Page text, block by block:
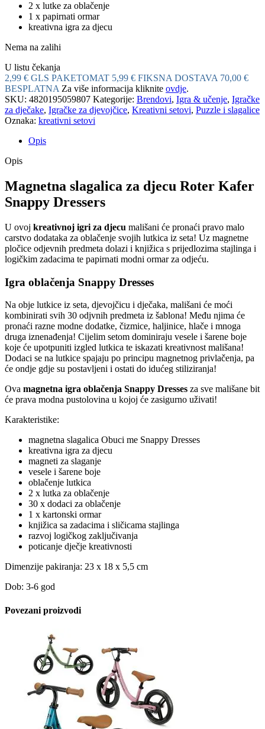
2 x lutke za oblačenje
1 x papirnati ormar
kreativna igra za djecu
Nema na zalihi
U listu čekanja
2,99 € GLS PAKETOMAT 5,99 € FIKSNA DOSTAVA 70,00 €
BESPLATNA Za više informacija kliknite ovdje.
SKU: 4820195059807 Kategorije: Brendovi, Igra & učenje, Igračke
za dječake, Igračke za djevojčice, Kreativni setovi, Puzzle i slagalice
Oznaka: kreativni setovi
Opis
Opis
Magnetna slagalica za djecu Roter Kafer
Snappy Dressers
U ovoj kreativnoj igri za djecu mališani će pronaći pravo malo
carstvo dodataka za oblačenje svojih lutkica iz seta! Uz magnetne
pločice odjevnih predmeta dolazi i knjižica s prijedlozima stajlinga i
logičkim zadacima te papirnati modni ormar za odjeću.
Igra oblačenja Snappy Dresses
Na obje lutkice iz seta, djevojčicu i dječaka, mališani će moći
kombinirati svih 30 odjvnih predmeta iz šablona! Među njima će
pronaći razne modne dodatke, čizmice, haljinice, hlače i mnoga
druga iznenađenja! Cijelim setom dominiraju vesele i šarene boje
koje će upotpuniti izgled lutkica te iskazati kreativnost mališana!
Dodaci se na lutkice spajaju po principu magnetnog privlačenja, pa
će ondje gdje su postavljeni i ostati do idućeg stiliziranja!
Ova magnetna igra oblačenja Snappy Dresses za sve mališane bit
će prava modna pustolovina u kojoj će zasigurno uživati!
Karakteristike:
magnetna slagalica Obuci me Snappy Dresses
kreativna igra za djecu
magneti za slaganje
vesele i šarene boje
oblačenje lutkica
2 x lutka za oblačenje
30 x dodaci za oblačenje
1 x kartonski ormar
knjižica sa zadacima i sličicama stajlinga
razvoj logičkog zaključivanja
poticanje dječje kreativnosti
Dimenzije pakiranja: 23 x 18 x 5,5 cm
Dob: 3-6 god
Povezani proizvodi